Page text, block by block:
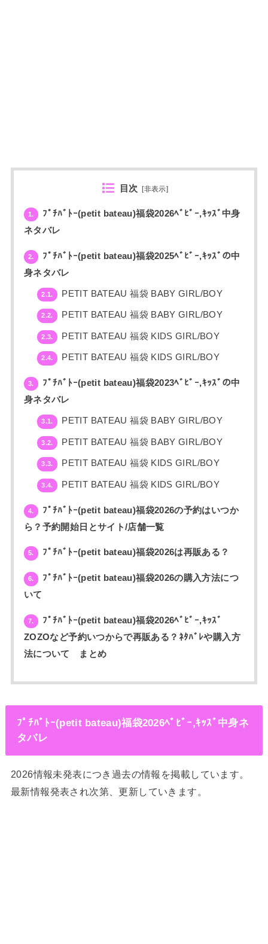
目次 [非表示]
1.
ﾌﾟﾁﾊﾞﾄｰ(petit bateau)福袋2026ﾍﾞﾋﾞｰ,ｷｯｽﾞ中身
ネタバレ
2.
ﾌﾟﾁﾊﾞﾄｰ(petit bateau)福袋2025ﾍﾞﾋﾞｰ,ｷｯｽﾞの中
身ネタバレ
2.1. PETIT BATEAU 福袋 BABY GIRL/BOY
2.2. PETIT BATEAU 福袋 BABY GIRL/BOY
2.3. PETIT BATEAU 福袋 KIDS GIRL/BOY
2.4. PETIT BATEAU 福袋 KIDS GIRL/BOY
3.
ﾌﾟﾁﾊﾞﾄｰ(petit bateau)福袋2023ﾍﾞﾋﾞｰ,ｷｯｽﾞの中
身ネタバレ
3.1. PETIT BATEAU 福袋 BABY GIRL/BOY
3.2. PETIT BATEAU 福袋 BABY GIRL/BOY
3.3. PETIT BATEAU 福袋 KIDS GIRL/BOY
3.4. PETIT BATEAU 福袋 KIDS GIRL/BOY
4.
ﾌﾟﾁﾊﾞﾄｰ(petit bateau)福袋2026の予約はいつか
ら？予約開始日とサイト/店舗一覧
5. ﾌﾟﾁﾊﾞﾄｰ(petit bateau)福袋2026は再販ある？
6.
ﾌﾟﾁﾊﾞﾄｰ(petit bateau)福袋2026の購入方法につ
いて
7.
ﾌﾟﾁﾊﾞﾄｰ(petit bateau)福袋2026ﾍﾞﾋﾞｰ,ｷｯｽﾞ
ZOZOなど予約いつからで再販ある？ﾈﾀﾊﾞﾚや購入方
法について まとめ
ﾌﾟﾁﾊﾞﾄｰ(petit bateau)福袋2026ﾍﾞﾋﾞｰ,ｷｯｽﾞ中身ネ
タバレ
2026情報未発表につき過去の情報を掲載しています。
最新情報発表され次第、更新していきます。